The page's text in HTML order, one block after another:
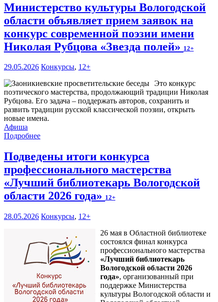
Министерство культуры Вологодской
области объявляет прием заявок на
конкурс современной поэзии имени
Николая Рубцова «Звезда полей» 12+
29.05.2026 Конкурсы, 12+
Это конкурс
поэтического мастерства, продолжающий традиции Николая
Рубцова. Его задача – поддержать авторов, сохранить и
развить традиции русской классической поэзии, открыть
новые имена.
Афиша
Подробнее
Подведены итоги конкурса
профессионального мастерства
«Лучший библиотекарь Вологодской
области 2026 года» 12+
28.05.2026 Конкурсы, 12+
26 мая в Областной библиотеке
состоялся финал конкурса
профессионального мастерства
«Лучший библиотекарь
Вологодской области 2026
года», организованный при
поддержке Министерства
культуры Вологодской области и